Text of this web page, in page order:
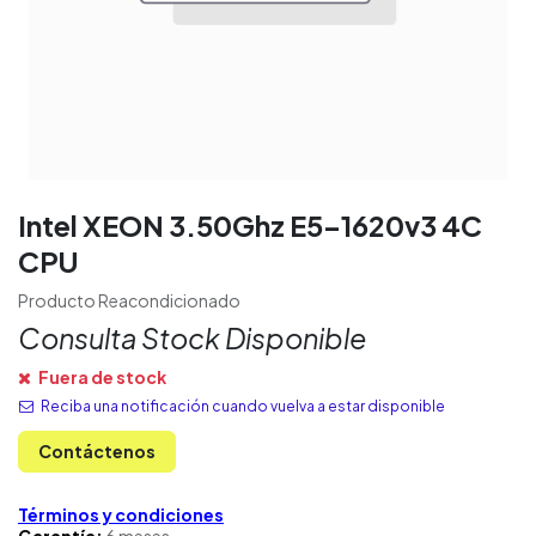
Intel XEON 3.50Ghz E5-1620v3 4C
CPU
Producto Reacondicionado
Consulta Stock Disponible
Fuera de stock
Reciba una notificación cuando vuelva a estar disponible
Contáctenos
Términos y condiciones